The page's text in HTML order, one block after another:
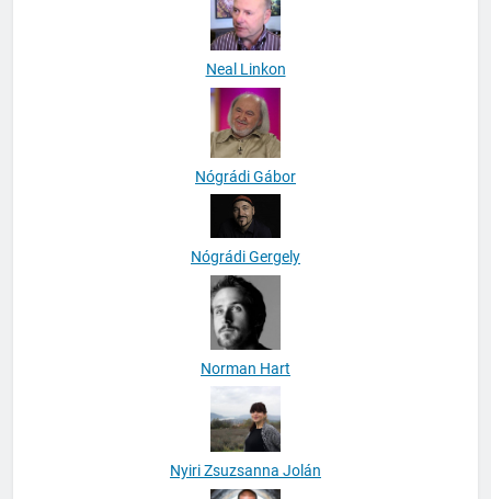
Neal Linkon
Nógrádi Gábor
Nógrádi Gergely
Norman Hart
Nyiri Zsuzsanna Jolán